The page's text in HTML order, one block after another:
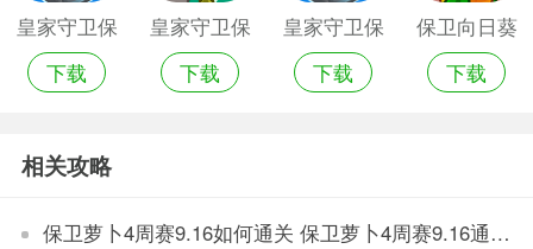
皇家守卫保
卫战游戏
下载
皇家守卫保
卫战5破解
下载
皇家守卫保
卫战安卓版
下载
保卫向日葵
下载
相关攻略
保卫萝卜4周赛9.16如何通关 保卫萝卜4周赛9.16通关方法